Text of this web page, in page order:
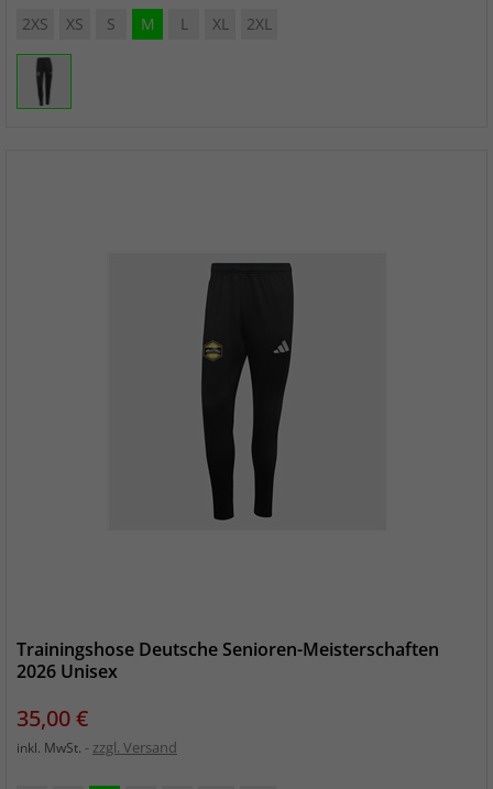
2XS XS S M L XL 2XL
Trainingshose Deutsche Senioren-Meisterschaften
2026 Unisex
Preis
35,00 €
inkl. MwSt. zzgl. Versand